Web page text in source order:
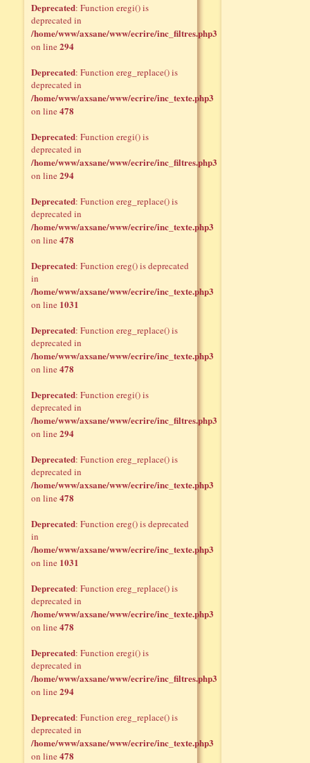
Deprecated: Function eregi() is
deprecated in
/home/www/axsane/www/ecrire/inc_filtres.php3
on line294
Deprecated: Function ereg_replace() is
deprecated in
/home/www/axsane/www/ecrire/inc_texte.php3
on line478
Deprecated: Function eregi() is
deprecated in
/home/www/axsane/www/ecrire/inc_filtres.php3
on line294
Deprecated: Function ereg_replace() is
deprecated in
/home/www/axsane/www/ecrire/inc_texte.php3
on line478
Deprecated: Function ereg() is deprecated
in
/home/www/axsane/www/ecrire/inc_texte.php3
on line 1031
Deprecated: Function ereg_replace() is
deprecated in
/home/www/axsane/www/ecrire/inc_texte.php3
on line478
Deprecated: Function eregi() is
deprecated in
/home/www/axsane/www/ecrire/inc_filtres.php3
on line294
Deprecated: Function ereg_replace() is
deprecated in
/home/www/axsane/www/ecrire/inc_texte.php3
on line478
Deprecated: Function ereg() is deprecated
in
/home/www/axsane/www/ecrire/inc_texte.php3
on line 1031
Deprecated: Function ereg_replace() is
deprecated in
/home/www/axsane/www/ecrire/inc_texte.php3
on line478
Deprecated: Function eregi() is
deprecated in
/home/www/axsane/www/ecrire/inc_filtres.php3
on line294
Deprecated: Function ereg_replace() is
deprecated in
/home/www/axsane/www/ecrire/inc_texte.php3
on line478